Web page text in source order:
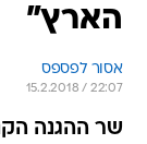
הארץ"
אסור לפספס
15.2.2018 / 22:07
שר ההגנה